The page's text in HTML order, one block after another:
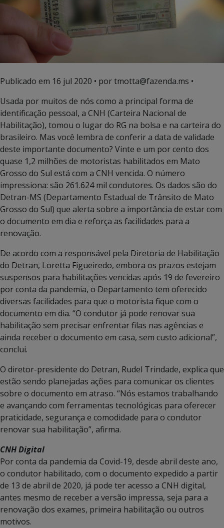
Publicado em 16 jul 2020 • por tmotta@fazenda.ms •
Usada por muitos de nós como a principal forma de
identificação pessoal, a CNH (Carteira Nacional de
Habilitação), tomou o lugar do RG na bolsa e na carteira do
brasileiro. Mas você lembra de conferir a data de validade
deste importante documento? Vinte e um por cento dos
quase 1,2 milhões de motoristas habilitados em Mato
Grosso do Sul está com a CNH vencida. O número
impressiona: são 261.624 mil condutores. Os dados são do
Detran-MS (Departamento Estadual de Trânsito de Mato
Grosso do Sul) que alerta sobre a importância de estar com
o documento em dia e reforça as facilidades para a
renovação.
De acordo com a responsável pela Diretoria de Habilitação
do Detran, Loretta Figueiredo, embora os prazos estejam
suspensos para habilitações vencidas após 19 de fevereiro
por conta da pandemia, o Departamento tem oferecido
diversas facilidades para que o motorista fique com o
documento em dia. “O condutor já pode renovar sua
habilitação sem precisar enfrentar filas nas agências e
ainda receber o documento em casa, sem custo adicional”,
conclui.
O diretor-presidente do Detran, Rudel Trindade, explica que
estão sendo planejadas ações para comunicar os clientes
sobre o documento em atraso. “Nós estamos trabalhando
e avançando com ferramentas tecnológicas para oferecer
praticidade, segurança e comodidade para o condutor
renovar sua habilitação”, afirma.
CNH Digital
Por conta da pandemia da Covid-19, desde abril deste ano,
o condutor habilitado, com o documento expedido a partir
de 13 de abril de 2020, já pode ter acesso a CNH digital,
antes mesmo de receber a versão impressa, seja para a
renovação dos exames, primeira habilitação ou outros
motivos.